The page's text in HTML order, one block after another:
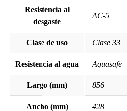
Resistencia al
desgaste
AC-5
Clase de uso Clase 33
Resistencia al agua Aquasafe
Largo (mm) 856
Ancho (mm) 428